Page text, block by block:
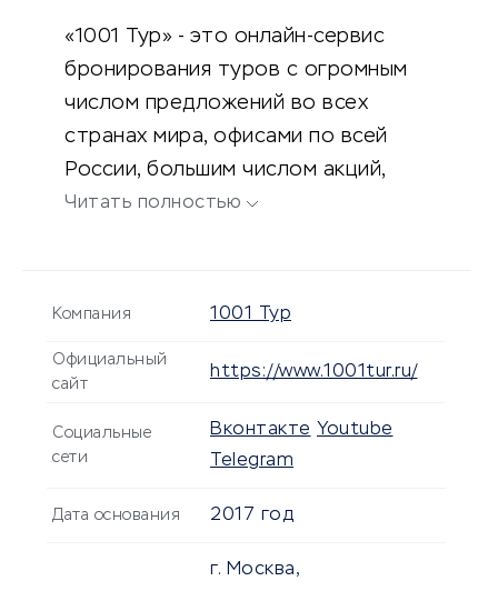
«1001 Тур» - это онлайн-сервис
бронирования туров с огромным
числом предложений во всех
странах мира, офисами по всей
России, большим числом акций,
спецпредложений и скидок.
Читать полностью
Компания 1001 Тур
Официальный
сайт
https://www.1001tur.ru/
Социальные
сети
Вконтакте Youtube
Telegram
Дата основания 2017 год
г. Москва,